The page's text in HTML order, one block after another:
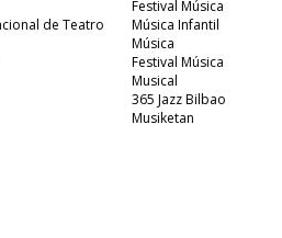
de Teatro
Festival Música
Música Infantil
Música
Festival Música
Musical
365 Jazz Bilbao
Musiketan